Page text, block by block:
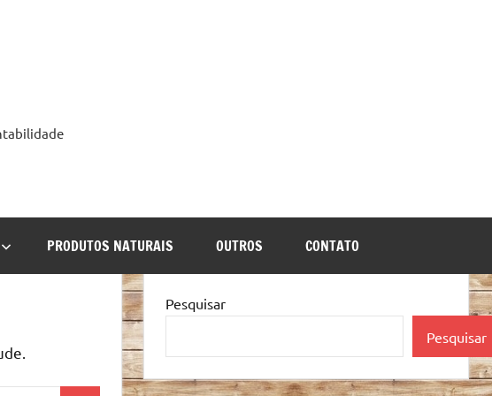
PRODUTOS NATURAIS OUTROS CONTATO
Pesquisar
Pesquisar